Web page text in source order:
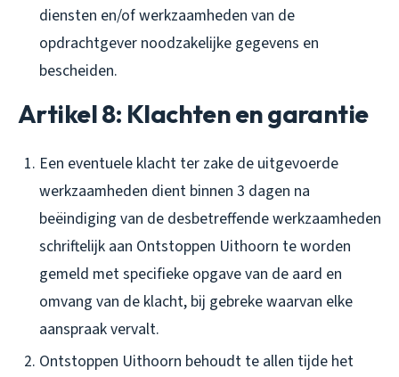
diensten en/of werkzaamheden van de
opdrachtgever noodzakelijke gegevens en
bescheiden.
Artikel 8: Klachten en garantie
Een eventuele klacht ter zake de uitgevoerde
werkzaamheden dient binnen 3 dagen na
beëindiging van de desbetreffende werkzaamheden
schriftelijk aan Ontstoppen Uithoorn te worden
gemeld met specifieke opgave van de aard en
omvang van de klacht, bij gebreke waarvan elke
aanspraak vervalt.
Ontstoppen Uithoorn behoudt te allen tijde het